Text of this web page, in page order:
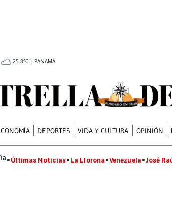
25.8°C | PANAMÁ
DEPORTES VIDA Y CULTURA OPINIÓN
Últimas Noticias La Llorona Venezuela José